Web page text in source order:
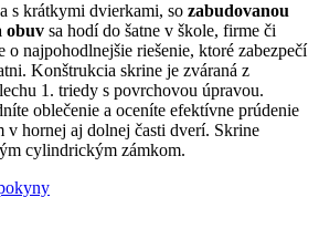
s krátkymi dvierkami, so zabudovanou
obuv sa hodí do šatne v škole, firme či
o najpohodlnejšie riešenie, ktoré zabezpečí
Konštrukcia skrine je zváraná z
1. triedy s povrchovou úpravou.
oblečenie a oceníte efektívne prúdenie
v hornej aj dolnej časti dverí. Skrine
cylindrickým zámkom.